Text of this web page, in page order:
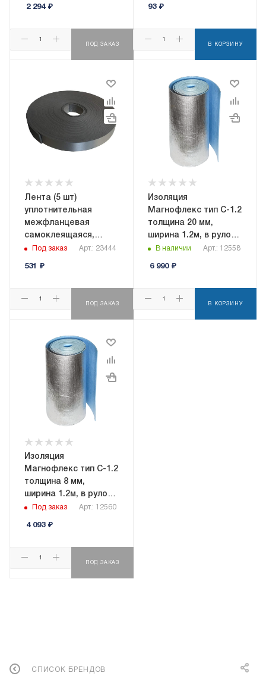
2 294₽
ПОД ЗАКАЗ
93₽
В КОРЗИНУ
Лента (5 шт)
уплотнительная
межфланцевая
самоклеящаяся,
ширина 20мм,
Под заказ Арт.: 23444
531 ₽
ПОД ЗАКАЗ
Изоляция
Магнофлекс тип C-1.2
толщина 20 мм,
ширина 1.2м, в рулоне
15 кв.м,
В наличии Арт.: 12558
6 990₽
В КОРЗИНУ
Изоляция
Магнофлекс тип C-1.2
толщина 8 мм,
ширина 1.2м, в рулоне
18 кв.м,
Под заказ Арт.: 12560
4 093₽
ПОД ЗАКАЗ
СПИСОК БРЕНДОВ